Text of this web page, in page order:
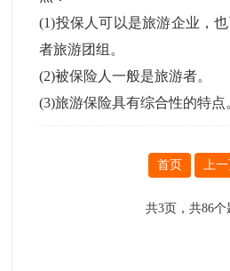
(1)投保人可以是旅游企业，
者旅游团组。
(2)被保险人一般是旅游者。
(3)旅游保险具有综合性的特点
首页 上一
共3页，共86个